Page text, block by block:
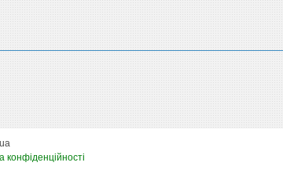
конфіденційності